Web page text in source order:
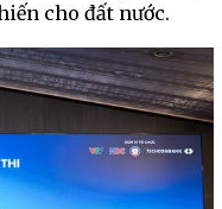
cho đất nước.